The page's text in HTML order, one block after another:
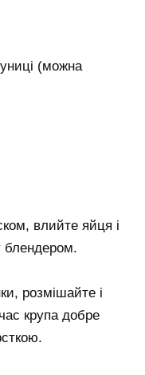
(можна
влийте яйця і
блендером.
розмішайте і
крупа добре